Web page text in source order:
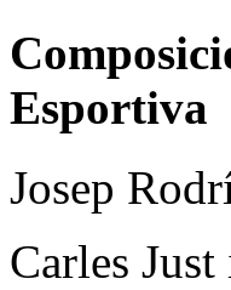
Esportiva
Josep
Carles